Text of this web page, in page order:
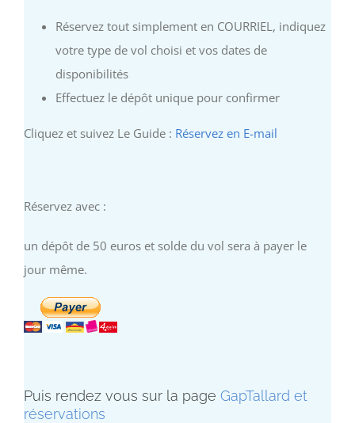
Réservez tout simplement en COURRIEL, indiquez
votre type de vol choisi et vos dates de
disponibilités
Effectuez le dépôt unique pour confirmer
Cliquez et suivez Le Guide : Réservez en E-mail
Réservez avec :
un dépôt de 50 euros et solde du vol sera à payer le
jour même.
Puis rendez vous sur la page GapTallard et
réservations